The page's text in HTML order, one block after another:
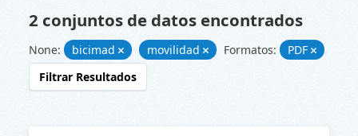
2 conjuntos de datos encontrados
None: bicimad movilidad Formatos:
PDF
Filtrar Resultados